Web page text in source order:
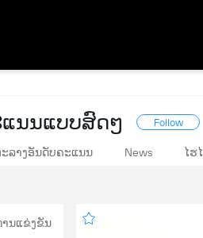
ະແນນແບບສົດໆ Follow
ະລາງອັນດັບຄະແນນ News ໄຮ
ານແຂ່ງຂັນ